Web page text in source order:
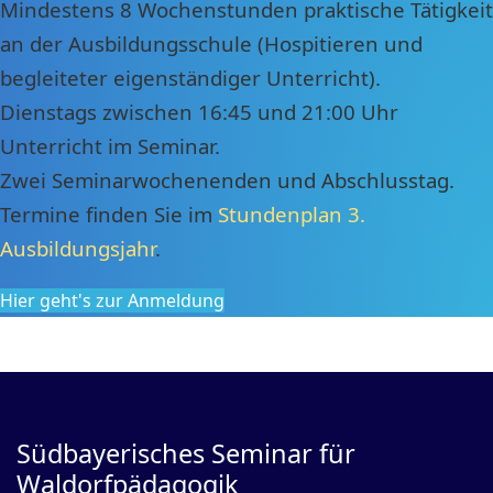
Mindestens 8 Wochenstunden praktische Tätigkeit
an der Ausbildungsschule (Hospitieren und
begleiteter eigenständiger Unterricht).
Dienstags zwischen 16:45 und 21:00 Uhr
Unterricht im Seminar.
Zwei Seminarwochenenden und Abschlusstag.
Termine finden Sie im Stundenplan 3.
Ausbildungsjahr.
Hier geht's zur Anmeldung
Südbayerisches Seminar für
Waldorfpädagogik